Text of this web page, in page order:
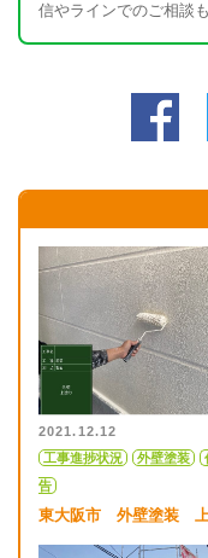
信やラインでのご相談
2021.12.12
工事進捗状況
外壁塗装
告
東大阪市 外壁塗装 上